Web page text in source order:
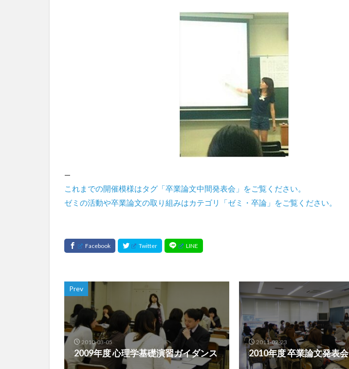
—
これまでの開催模様はタグ「卒業論文中間発表会」をご覧ください。
ゼミの活動や卒業論文の取り組みはカテゴリ「ゼミ・卒論」をご覧ください。
Prev
2010-03-05
2009年度 心理学基礎演習ガイダンス
2011-02-23
2010年度 卒業論文発表会